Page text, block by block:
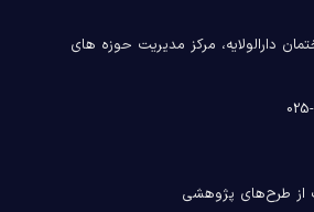
دارالولایه، مرکز مدیریت حوزه های
از طرح‌های پژوهشی